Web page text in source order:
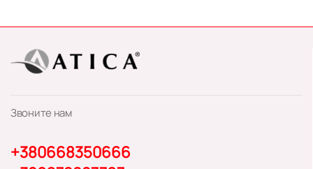
Звоните нам
+380668350666